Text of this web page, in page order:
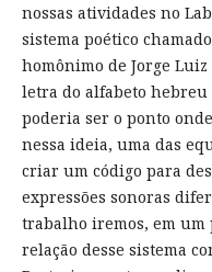
nossas atividades no
sistema poético
homônimo de Jorge
letra do alfabeto
poderia ser o ponto
nessa ideia, uma das
criar um código para
expressões sonoras
trabalho iremos, em
relação desse sistema